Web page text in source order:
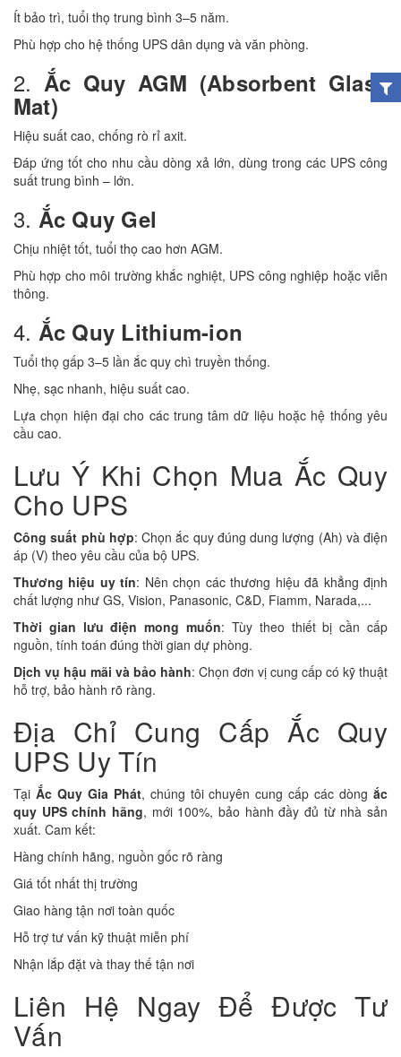
Ít bảo trì, tuổi thọ trung bình 3–5 năm.
Phù hợp cho hệ thống UPS dân dụng và văn phòng.
2. Ắc Quy AGM (Absorbent Glass
Mat)
Hiệu suất cao, chống rò rỉ axit.
Đáp ứng tốt cho nhu cầu dòng xả lớn, dùng trong các UPS công
suất trung bình – lớn.
3. Ắc Quy Gel
Chịu nhiệt tốt, tuổi thọ cao hơn AGM.
Phù hợp cho môi trường khắc nghiệt, UPS công nghiệp hoặc viễn
thông.
4. Ắc Quy Lithium-ion
Tuổi thọ gấp 3–5 lần ắc quy chì truyền thống.
Nhẹ, sạc nhanh, hiệu suất cao.
Lựa chọn hiện đại cho các trung tâm dữ liệu hoặc hệ thống yêu
cầu cao.
Lưu Ý Khi Chọn Mua Ắc Quy
Cho UPS
Công suất phù hợp: Chọn ắc quy đúng dung lượng (Ah) và điện
áp (V) theo yêu cầu của bộ UPS.
Thương hiệu uy tín: Nên chọn các thương hiệu đã khẳng định
chất lượng như GS, Vision, Panasonic, C&D, Fiamm, Narada,...
Thời gian lưu điện mong muốn: Tùy theo thiết bị cần cấp
nguồn, tính toán đúng thời gian dự phòng.
Dịch vụ hậu mãi và bảo hành: Chọn đơn vị cung cấp có kỹ thuật
hỗ trợ, bảo hành rõ ràng.
Địa Chỉ Cung Cấp Ắc Quy
UPS Uy Tín
Tại Ắc Quy Gia Phát, chúng tôi chuyên cung cấp các dòngắc
quy UPS chính hãng, mới 100%, bảo hành đầy đủ từ nhà sản
xuất. Cam kết:
Hàng chính hãng, nguồn gốc rõ ràng
Giá tốt nhất thị trường
Giao hàng tận nơi toàn quốc
Hỗ trợ tư vấn kỹ thuật miễn phí
Nhận lắp đặt và thay thế tận nơi
Liên Hệ Ngay Để Được Tư
Vấn